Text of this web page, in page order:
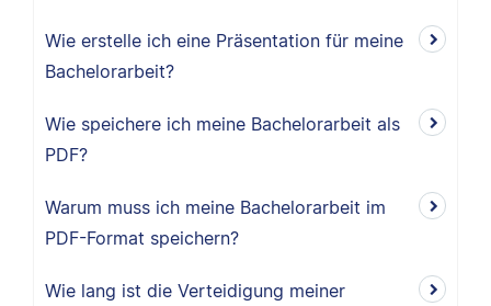
Wie erstelle ich eine Präsentation für meine
Bachelorarbeit?
Wie speichere ich meine Bachelorarbeit als
PDF?
Warum muss ich meine Bachelorarbeit im
PDF-Format speichern?
Wie lang ist die Verteidigung meiner